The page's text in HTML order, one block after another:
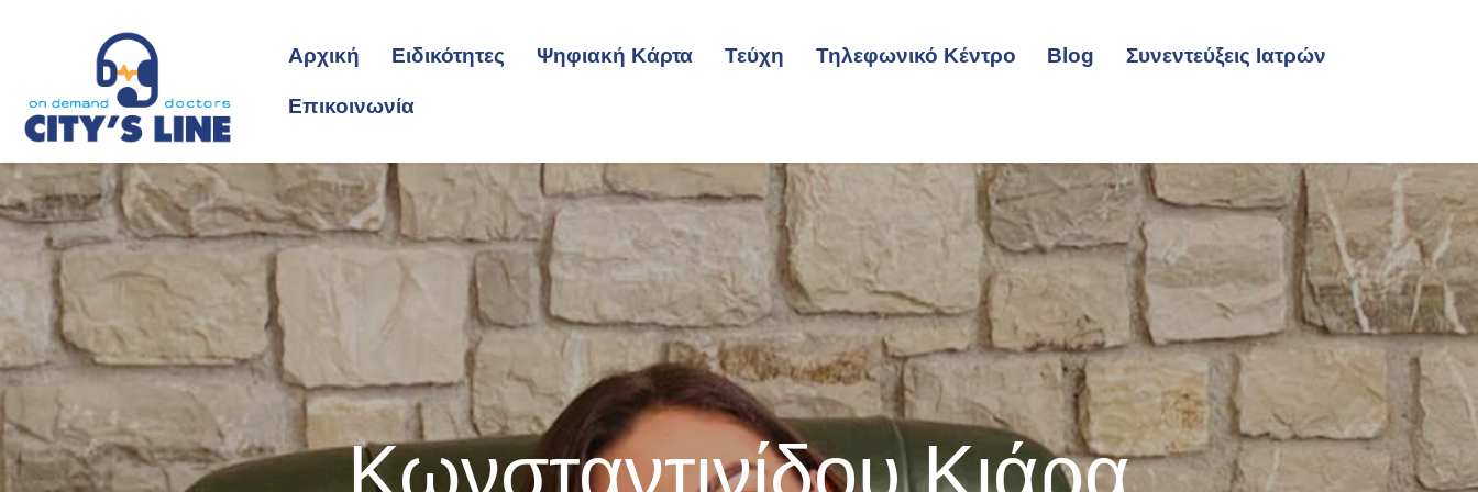
Αρχική Ειδικότητες Ψηφιακή Κάρτα Τεύχη Τηλεφωνικό Κέντρο Blog Συνεντεύξεις Ιατρών
Επικοινωνία
Κωνσταντινίδου Κιάρα